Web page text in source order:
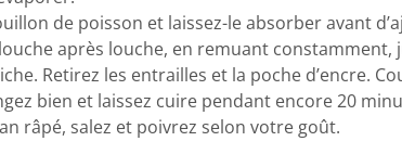
de poisson et laissez-le absorber avant
après louche, en remuant constamment,
Retirez les entrailles et la poche d’encre.
bien et laissez cuire pendant encore 20
râpé, salez et poivrez selon votre goût.